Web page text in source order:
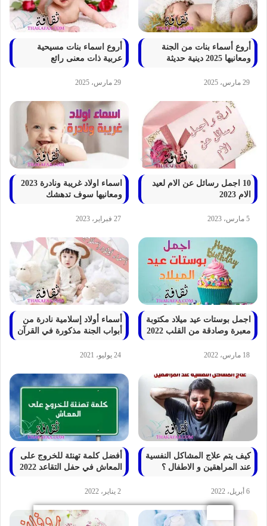
أروع أسماء بنات من الجنة
ومعانيها 2025 دينية حديثة
29 مارس، 2025
أروع اسماء بنات مسيحية
عربية ذات معنى رائع
29 مارس، 2025
10 اجمل رسائل عن الام لعيد
الام 2023
5 مارس، 2023
اسماء اولاد غريبة ونادرة 2023
ومعانيها سوف تدهشك
27 فبراير، 2023
اجمل بوستات عيد ميلاد مكتوبة
معبرة وصادقة من القلب 2022
18 مارس، 2022
أسماء أولاد إسلامية نادرة من
أبواب الجنة مذكورة في القرآن
24 يوليو، 2021
كيف يتم علاج المشاكل النفسية
عند المراهقين و الاطفال ؟
6 أبريل، 2022
أفضل كلمة تهنئة للخروج على
المعاش في حفل التقاعد 2022
2 يناير، 2022